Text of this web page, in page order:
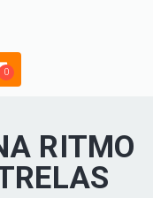
0
RITMO